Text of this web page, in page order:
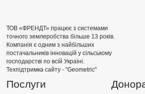
ТОВ «ФРЕНДТ» працює з системами
точного землеробства більше 13 років.
Компанія є одним з найбільших
постачальників інновацій у сільському
господарстві по всій Україні.
Техпідтримка сайту -"Geometric"
Послуги